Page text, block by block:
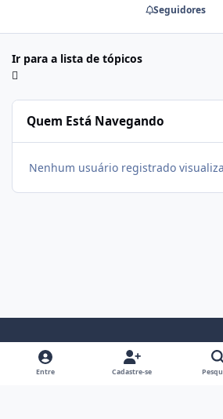
Seguidores
Ir para a lista de tópicos
Quem Está Navegando
Nenhum usuário registrado
Modo ClaroModo EscuroPreferência do Sistema
Entre Cadastre-se